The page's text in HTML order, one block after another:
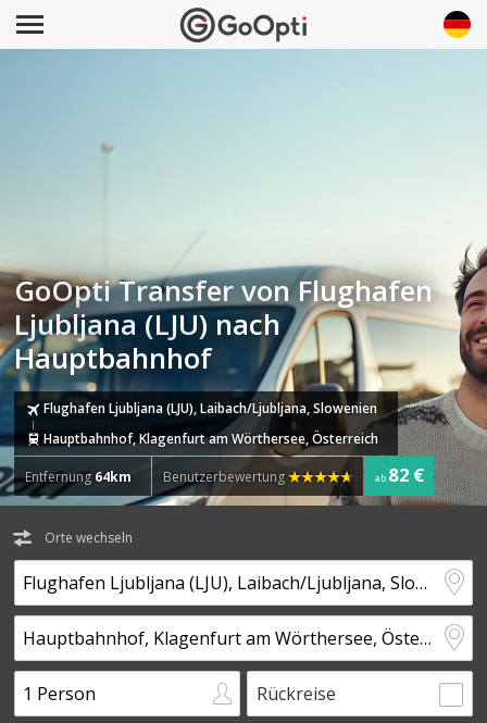
GoOpti Transfer von Flughafen
Ljubljana (LJU) nach
Hauptbahnhof
Flughafen Ljubljana (LJU), Laibach/Ljubljana, Slowenien
Hauptbahnhof, Klagenfurt am Wörthersee, Österreich
Entfernung 64km Benutzerbewertung ab 82 €
Orte wechseln
Rückreise